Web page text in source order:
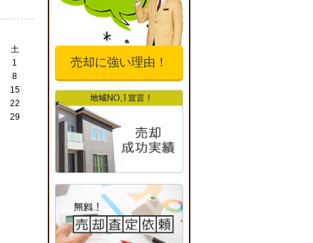
土
1
8
15
22
29
売却に強い理由！